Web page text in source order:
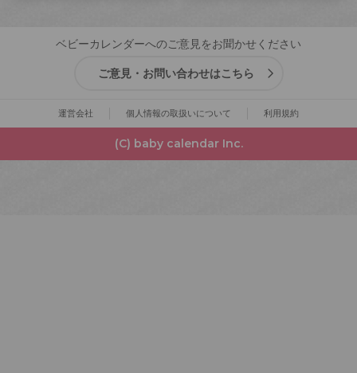
ベビーカレンダーへのご意見をお聞かせください
ご意見・お問い合わせはこちら
運営会社 個人情報の取扱いについて 利用規約
(C) baby calendar Inc.